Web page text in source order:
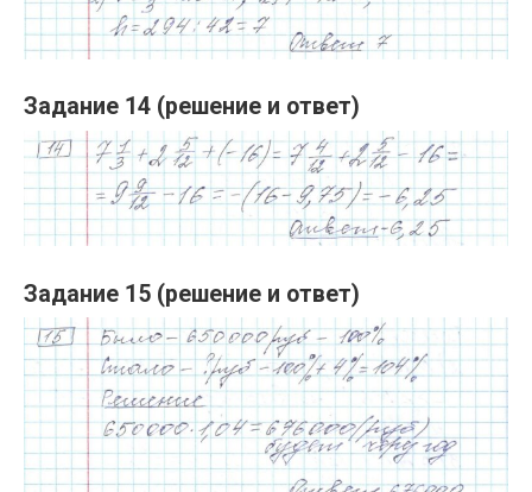
Задание 14 (решение и ответ)
Задание 15 (решение и ответ)